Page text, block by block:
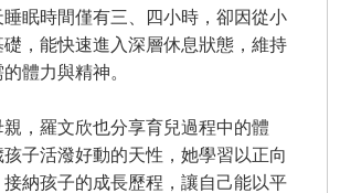
眠時間僅有三、四小時，卻因從小
，能快速進入深層休息狀態，維持
體力與精神。
羅文欣也分享育兒過程中的體
子活潑好動的天性，她學習以正向
納孩子的成長歷程，讓自己能以平